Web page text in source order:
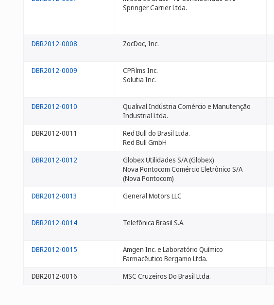
Springer Carrier Ltda.
DBR2012-0008 ZocDoc, Inc.
DBR2012-0009
CPFilms Inc.
Solutia Inc.
DBR2012-0010
Qualival Indústria Comércio e Manutenção
Industrial Ltda.
DBR2012-0011
Red Bull do Brasil Ltda.
Red Bull GmbH
DBR2012-0012
Globex Utilidades S/A (Globex)
Nova Pontocom Comércio Eletrônico S/A
(Nova Pontocom)
DBR2012-0013 General Motors LLC
DBR2012-0014
Telefônica Brasil S.A.
DBR2012-0015
Amgen Inc. e Laboratório Químico
Farmacêutico Bergamo Ltda.
DBR2012-0016
MSC Cruzeiros Do Brasil Ltda.